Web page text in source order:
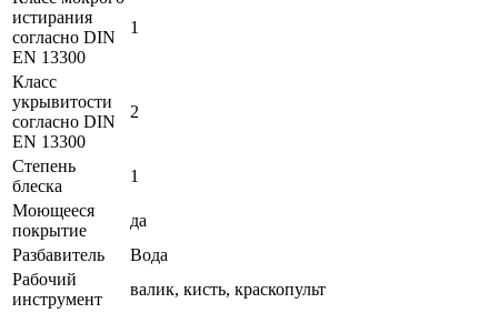
истирания
согласно DIN
EN 13300
1
Класс
укрывитости
согласно DIN
EN 13300
2
Степень
блеска
1
Моющееся
покрытие
да
Разбавитель
Вода
Рабочий
инструмент
валик, кисть, краскопульт